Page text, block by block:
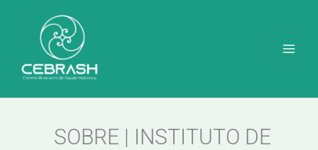
conteúdo
SOBRE | INSTITUTO DE